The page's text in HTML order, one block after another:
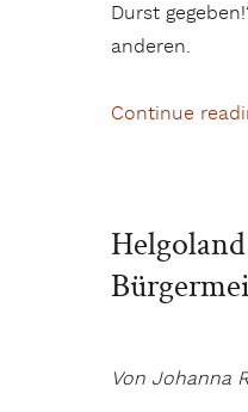
Durst
anderen.
Continue
Von Johanna